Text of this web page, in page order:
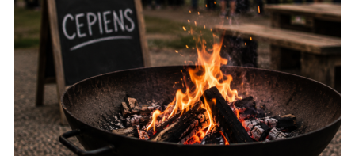
ThreadsFacebookYoutube
X Instagram
Flick TikTok